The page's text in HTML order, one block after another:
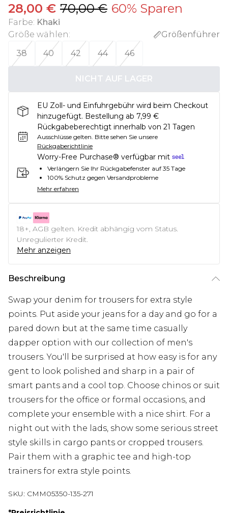
28,00 € 70,00 € 60% Sparen
Farbe: Khaki
Größe wählen:
Größenführer
38
40 42 44 46
NICHT AUF LAGER
EU Zoll- und Einfuhrgebühr wird beim Checkout
hinzugefügt. Bestellung ab 7,99 €
Rückgabeberechtigt innerhalb von 21 Tagen
Ausschlüsse gelten. Bitte sehen Sie unsere
Rückgaberichtlinie
Worry-Free Purchase® verfügbar mit
Verlängern Sie Ihr Rückgabefenster auf 35 Tage
100% Schutz gegen Versandprobleme
Mehr erfahren
18+, AGB gelten. Kredit abhängig vom Status.
Unregulierter Kredit.
Mehr anzeigen
Beschreibung
Swap your denim for trousers for extra style
points. Put aside your jeans for a day and go for a
pared down but at the same time casually
dapper option with our collection of men's
trousers. You'll be surprised at how easy is for any
gent to look polished and sharp in a pair of
smart pants and a cool top. Choose chinos or suit
trousers for the office or formal occasions, and
complete your ensemble with a nice shirt. For a
night out with the lads, show some serious street
style skills in cargo pants or cropped trousers.
Pair them with a graphic tee and high-top
trainers for extra style points.
SKU: CMM05350-135-271